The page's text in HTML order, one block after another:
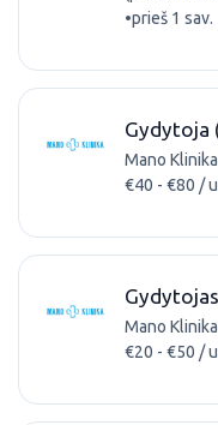
•prieš 1 sav.
Gydytoja
Mano Klinika
€40 - €80 /
Mano Klinika
€20 - €50 /